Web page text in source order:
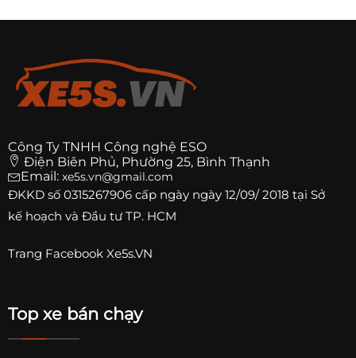
Công Ty TNHH Công nghệ ESO
Điện Biên Phủ, Phường 25, Bình Thạnh
Email: xe5s.vn@gmail.com
ĐKKD số 0315267906 cấp ngày ngày 12/09/ 2018 tại Sở
kế hoạch và Đầu tư TP. HCM
Trang Facebook Xe5s.VN
Top xe bán chạy